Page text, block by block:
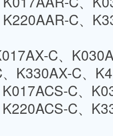
K220AAR-C、
C、
、 K330AX-C、
K017ACS-C、
K220ACS-C、